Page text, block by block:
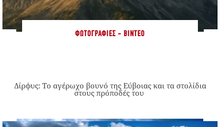
ΦΩΤΟΓΡΑΦΊΕΣ - ΒΊΝΤΕΟ
Δίρφυς: Το αγέρωχο βουνό της Εύβοιας και τα στολίδια
στους πρόποδές του